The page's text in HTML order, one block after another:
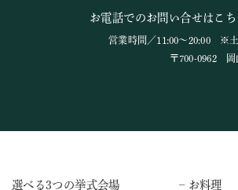
お電話でのお問い合せはこ
営業時間／11:00～20:00 ※
〒700-0962 岡
選べる3つの挙式会場 – お料理